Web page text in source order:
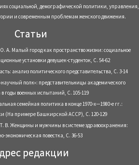
социальной, демографической политики, управления,
и современным проблемам женского движения.
Статьи
А. Малый город как пространство жизни: социальное
установки девушек-студенток, С. 54-62
анализ политического представительства, С. 3-14
полк»: представительницы академического
в годы военных испытаний, С. 105-119
семейная политика в конце 1970-х—1980-е гг.:
(На примере Башкирской АССР), С. 120-129
В. Женщины и мужчины в системе здравоохранения:
экономическая повестка, С. 36-53
редакции